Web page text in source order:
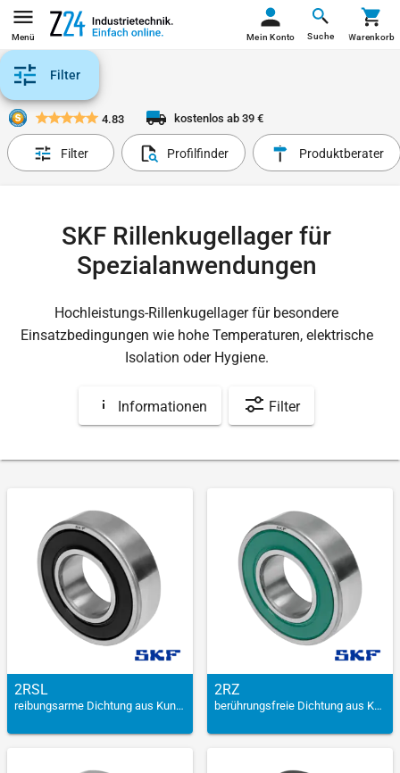
Menü Suche
Mein Konto Warenkorb
Filter
4.83 kostenlos ab 39 €
Filter Profilfinder Produktberater
SKF Rillenkugellager für
Spezialanwendungen
Hochleistungs-Rillenkugellager für besondere
Einsatzbedingungen wie hohe Temperaturen, elektrische
Isolation oder Hygiene.
Informationen Filter
2RSL
reibungsarme Dichtung aus Kunststoff
2RZ
berührungsfreie Dichtung aus Kunststoff